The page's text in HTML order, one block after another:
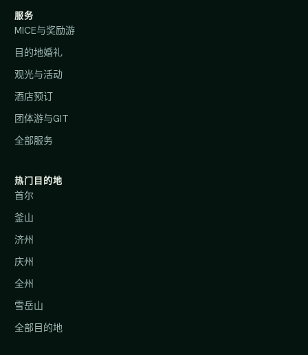
服务
MICE与奖励游
目的地婚礼
观光与活动
酒店预订
团体游与GIT
全部服务
热门目的地
首尔
釜山
济州
庆州
全州
雪岳山
全部目的地